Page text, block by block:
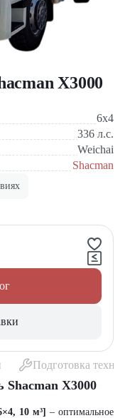
X3000
6x4
336 л.с.
Weichai
Shacman
Подготовка
Shacman X3000
10 м³] – оптимальное